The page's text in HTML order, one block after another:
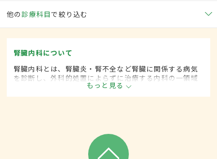
他の 診療科目で絞り込む
腎臓内科について
腎臓内科とは、腎臓炎・腎不全など腎臓に関係する病気
を診断し、外科的処置によらずに治療する内科の一領域
もっと見る